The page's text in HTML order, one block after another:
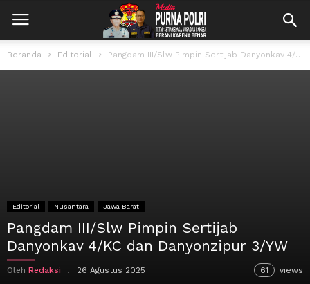
Beranda Editorial Pangdam III/Slw Pimpin Sertijab Danyonkav 4/KC dan Danyonzipur 3/YW
Editorial Nusantara Jawa Barat
Pangdam III/Slw Pimpin Sertijab
Danyonkav 4/KC dan Danyonzipur 3/YW
Oleh Redaksi 26 Agustus 2025 61 views